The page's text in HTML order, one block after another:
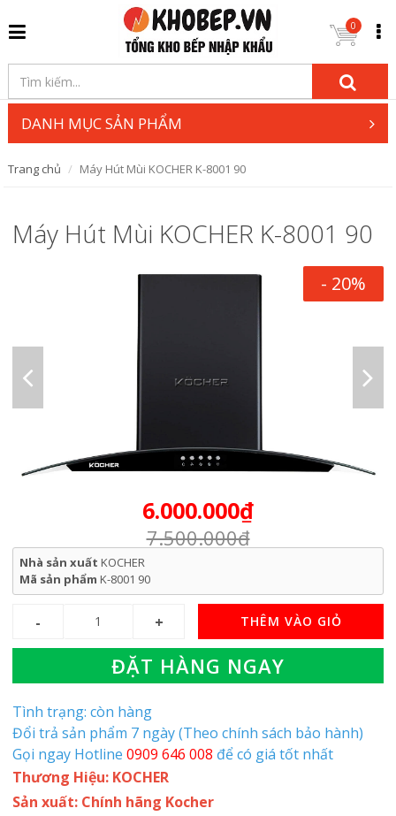
0
DANH MỤC SẢN PHẨM
Trang chủ Máy Hút Mùi KOCHER K-8001 90
Máy Hút Mùi KOCHER K-8001 90
- 20%
6.000.000₫
7.500.000₫
Nhà sản xuất KOCHER
Mã sản phẩm K-8001 90
THÊM VÀO GIỎ
ĐẶT HÀNG NGAY
Tình trạng: còn hàng
Đổi trả sản phẩm 7 ngày (Theo chính sách bảo hành)
Gọi ngay Hotline 0909 646 008 để có giá tốt nhất
Thương Hiệu: KOCHER
Sản xuất: Chính hãng Kocher